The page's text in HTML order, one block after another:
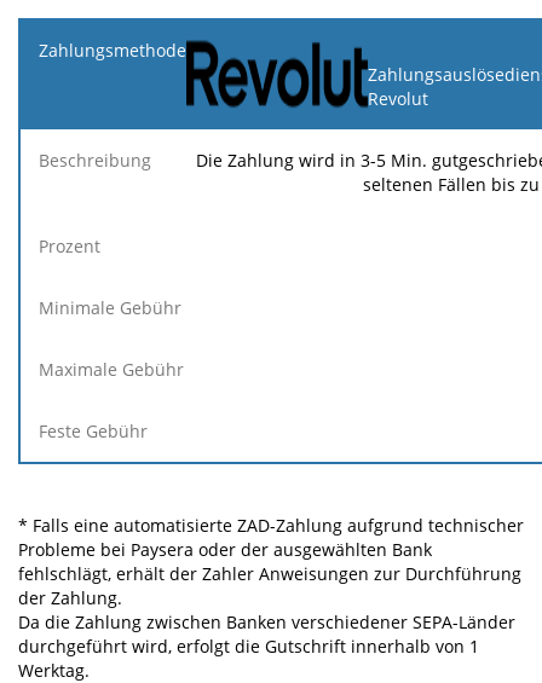
Revolut
Die Zahlung wird in 3-5 Min.
seltenen Fällen bis zu
* Falls eine automatisierte ZAD-Zahlung aufgrund technischer
Probleme bei Paysera oder der ausgewählten Bank
fehlschlägt, erhält der Zahler Anweisungen zur Durchführung
der Zahlung.
Da die Zahlung zwischen Banken verschiedener SEPA-Länder
durchgeführt wird, erfolgt die Gutschrift innerhalb von 1
Werktag.